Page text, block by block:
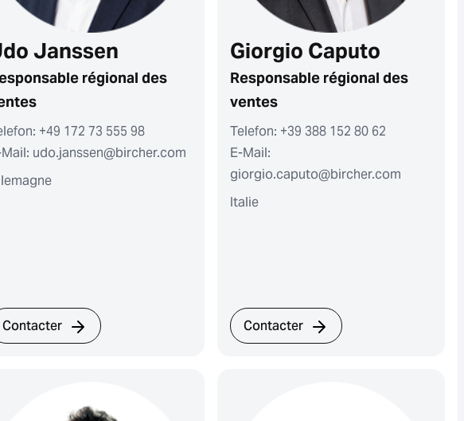
Janssen
régional des
+49 172 73 555 98
udo.janssen@bircher.com
Contacter
Giorgio Caputo
Responsable régional des
ventes
Telefon: +39 388 152 80 62
E-Mail:
giorgio.caputo@bircher.com
Italie
Contacter